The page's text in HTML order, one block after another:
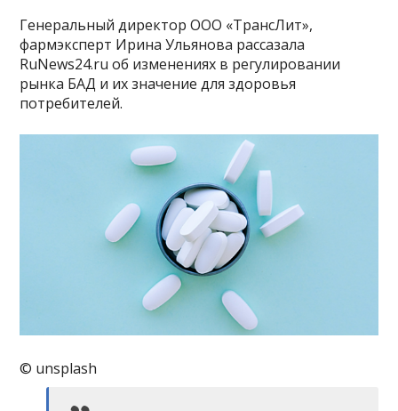
Генеральный директор ООО «ТрансЛит»,
фармэксперт Ирина Ульянова рассазала
RuNews24.ru об изменениях в регулировании
рынка БАД и их значение для здоровья
потребителей.
© unsplash